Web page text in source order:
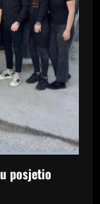
posjetio